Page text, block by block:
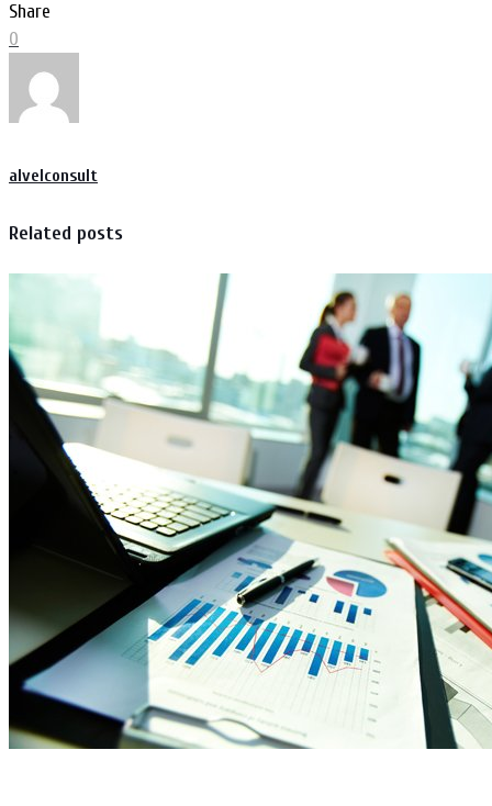
Share
0
alvelconsult
Related posts